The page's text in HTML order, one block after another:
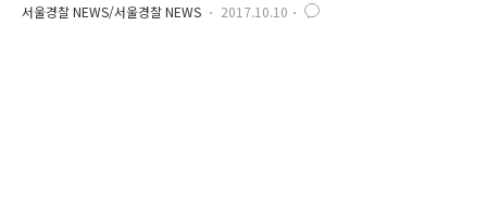
서울경찰 NEWS/서울경찰 NEWS 2017.10.10